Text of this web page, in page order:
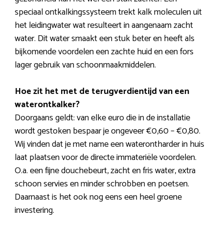
speciaal ontkalkingssysteem trekt kalk moleculen uit
het leidingwater wat resulteert in aangenaam zacht
water. Dit water smaakt een stuk beter en heeft als
bijkomende voordelen een zachte huid en een fors
lager gebruik van schoonmaakmiddelen.
Hoe zit het met de terugverdientijd van een
waterontkalker?
Doorgaans geldt: van elke euro die in de installatie
wordt gestoken bespaar je ongeveer €0,60 – €0,80.
Wij vinden dat je met name een waterontharder in huis
laat plaatsen voor de directe immateriële voordelen.
O.a. een fijne douchebeurt, zacht en fris water, extra
schoon servies en minder schrobben en poetsen.
Daarnaast is het ook nog eens een heel groene
investering.